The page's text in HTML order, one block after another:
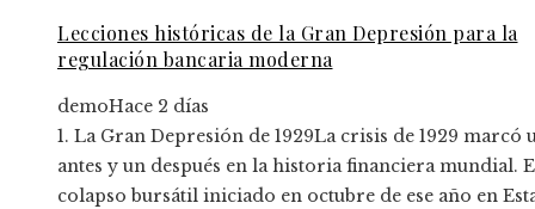
Lecciones históricas de la Gran Depresión para la
regulación bancaria moderna
demoHace 2 días
1. La Gran Depresión de 1929La crisis de 1929 marcó
antes y un después en la historia financiera mundial.
colapso bursátil iniciado en octubre de ese año en